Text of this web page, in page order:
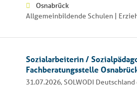
Osnabrück
Allgemeinbildende Schulen |
Sozialarbeiterin /
Fachberatungsstelle
31.07.2026, SOLWODI Deutschland